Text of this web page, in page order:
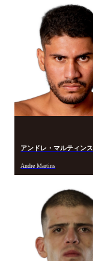
アンドレ・マルティンス
Andre Martins